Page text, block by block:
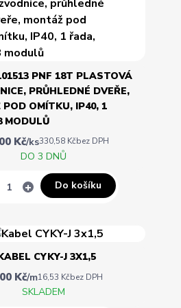
PNF 18T PLASTOVÁ
PRŮHLEDNÉ DVEŘE,
POD OMÍTKU, IP40, 1
MODULŮ
Kč/ks330,58 Kčbez DPH
DO 3 DNŮ
Do košíku
CYKY-J 3X1,5
Kč/m16,53 Kčbez DPH
SKLADEM